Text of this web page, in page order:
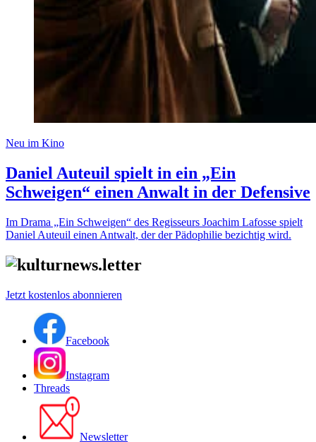
Neu im Kino
Daniel Auteuil spielt in ein „Ein
Schweigen“ einen Anwalt in der Defensive
Im Drama „Ein Schweigen“ des Regisseurs Joachim Lafosse spielt
Daniel Auteuil einen Antwalt, der der Pädophilie bezichtig wird.
Jetzt kostenlos abonnieren
Facebook
Instagram
Threads
Newsletter